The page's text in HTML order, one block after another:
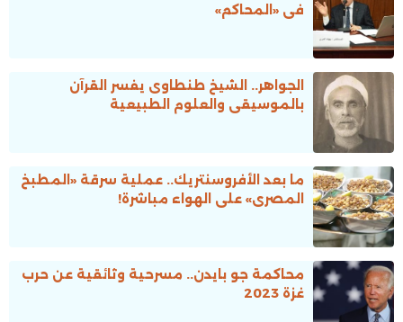
فى «المحاكم»
الجواهر.. الشيخ طنطاوى يفسر القرآن
بالموسيقى والعلوم الطبيعية
ما بعد الأفروسنتريك.. عملية سرقة «المطبخ
المصرى» على الهواء مباشرة!
محاكمة جو بايدن.. مسرحية وثائقية عن حرب
غزة 2023